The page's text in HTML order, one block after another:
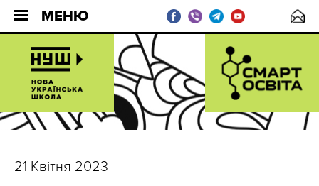
МЕНЮ
21 Квітня 2023